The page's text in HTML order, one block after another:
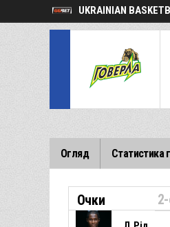
UKRAINIAN
Огляд Статистика
Очки